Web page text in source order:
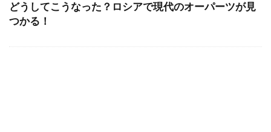
どうしてこうなった？ロシアで現代のオーパーツが見
つかる！